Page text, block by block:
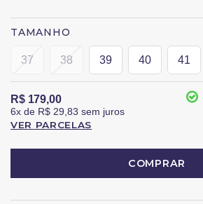
TAMANHO
37 38 39 40 41
R$ 179,00
6x de R$ 29,83 sem juros
VER PARCELAS
COMPRAR